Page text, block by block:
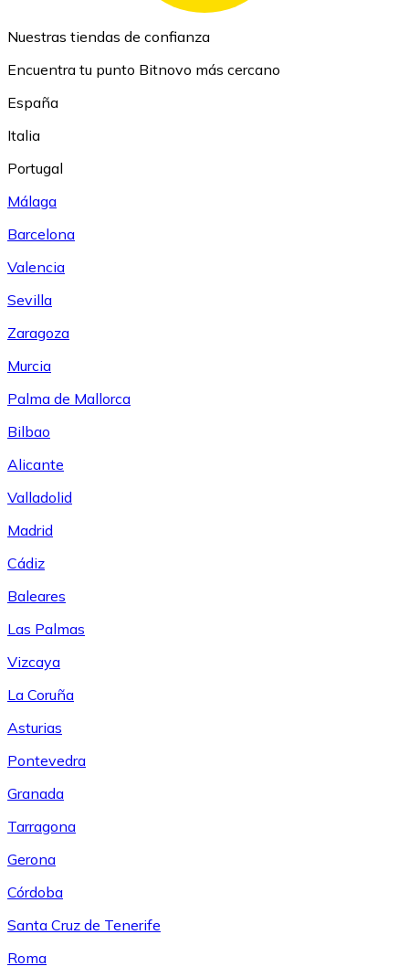
Nuestras tiendas de confianza
Encuentra tu punto Bitnovo más cercano
España
Italia
Portugal
Málaga
Barcelona
Valencia
Sevilla
Zaragoza
Murcia
Palma de Mallorca
Bilbao
Alicante
Valladolid
Madrid
Cádiz
Baleares
Las Palmas
Vizcaya
La Coruña
Asturias
Pontevedra
Granada
Tarragona
Gerona
Córdoba
Santa Cruz de Tenerife
Roma